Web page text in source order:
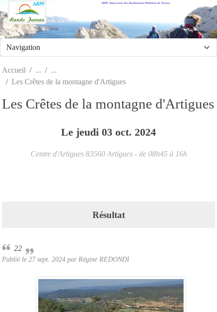
ARPF Association des Randonneurs Pédestres de Fuveau
Accueil
Les Crêtes de la montagne d'Artigues
Les Crêtes de la montagne d'Artigues
Le jeudi 03 oct. 2024
Centre d'Artigues 83560 Artigues - de 08h45 à 16h
Résultat
22
Publié le 27 sept. 2024 par Régine REDONDI
Panneau de gestion des cookies